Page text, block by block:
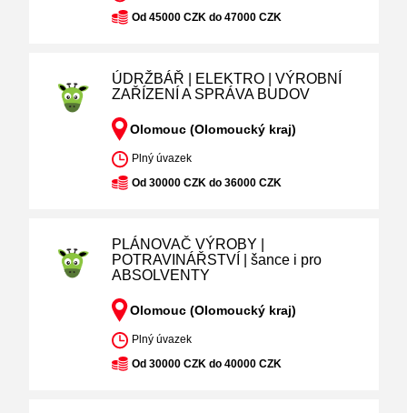
Od 45000 CZK do 47000 CZK
ÚDRŽBÁŘ | ELEKTRO | VÝROBNÍ
ZAŘÍZENÍ A SPRÁVA BUDOV
Olomouc (Olomoucký kraj)
Plný úvazek
Od 30000 CZK do 36000 CZK
PLÁNOVAČ VÝROBY |
POTRAVINÁŘSTVÍ | šance i pro
ABSOLVENTY
Olomouc (Olomoucký kraj)
Plný úvazek
Od 30000 CZK do 40000 CZK